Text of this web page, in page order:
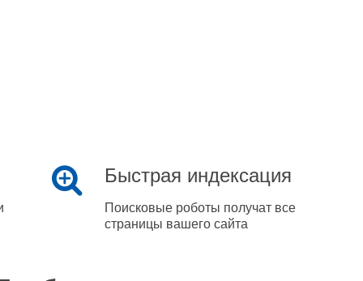
Быстрая индексация
Поисковые роботы получат все
страницы вашего сайта